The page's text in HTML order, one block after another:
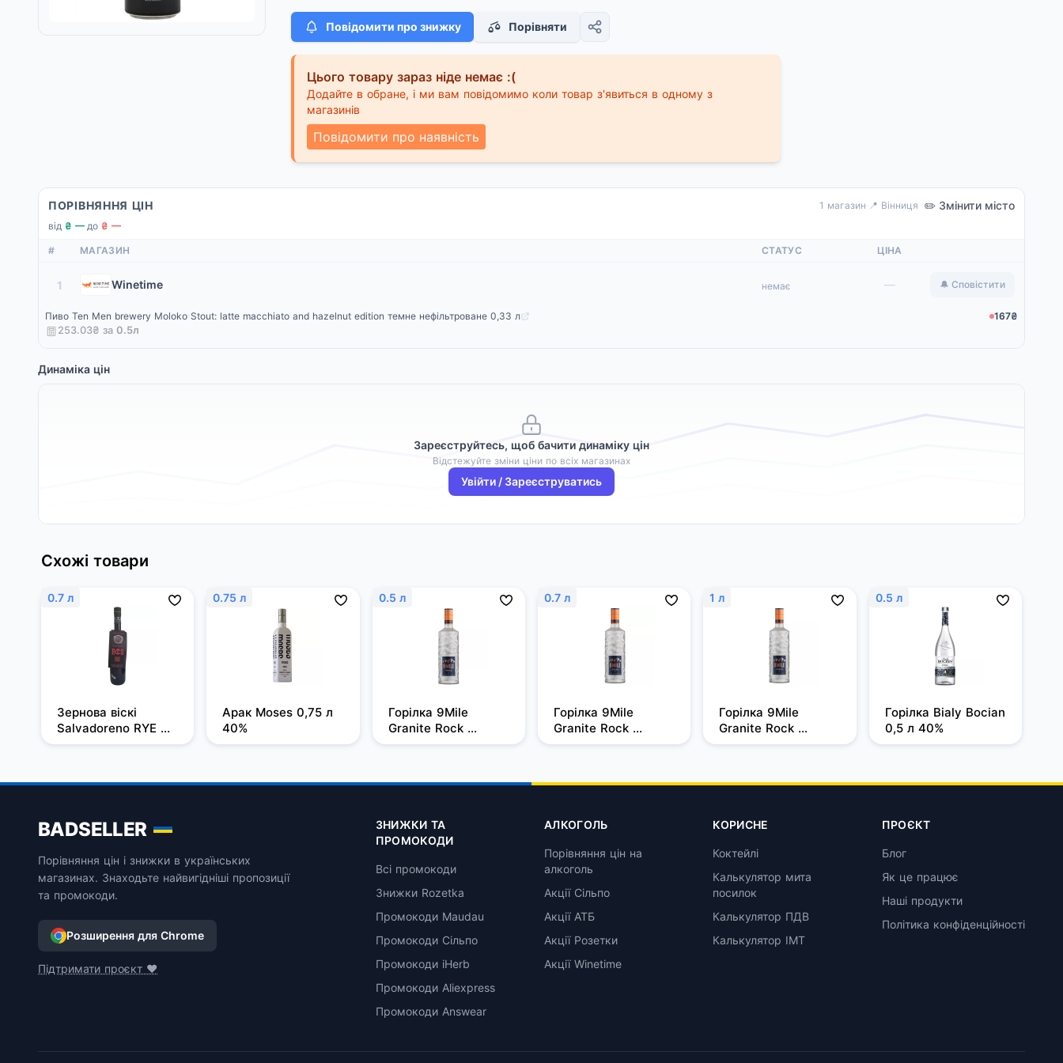
Повідомити про знижку Порівняти
Цього товару зараз ніде немає :(
Додайте в обране, і ми вам повідомимо коли товар з'явиться в одному з
магазинів
Повідомити про наявність
ПОРІВНЯННЯ ЦІН 1 магазин· 📍 Вінниця ✏️ Змінити місто
від ₴ —·до ₴ —
# МАГАЗИН СТАТУС ЦІНА
1 Winetime немає — 🔔 Сповістити
Пиво Ten Men brewery Moloko Stout: latte macchiato and hazelnut edition темне нефільтроване 0,33 л
167₴
253.03₴ за 0.5л
Динаміка цін
Зареєструйтесь, щоб бачити динаміку цін
Відстежуйте зміни ціни по всіх магазинах
Увійти / Зареєструватись
Схожі товари
0.7 л
Зернова віскі
Salvadoreno RYE
0,7л 50%
0.75 л
Арак Moses 0,75 л
40%
0.5 л
Горілка 9Mile
Granite Rock
Filtered 0,5л, 37,5%
0.7 л
Горілка 9Mile
Granite Rock
Filtered 0,7 л, 37,5%
1 л
Горілка 9Mile
Granite Rock
Filtered 1 л, 37,5%
0.5 л
Горілка Bialy Bocian
0,5 л 40%
BADSELLER
Порівняння цін і знижки в українських
магазинах. Знаходьте найвигідніші пропозиції
та промокоди.
Розширення для Chrome
Підтримати проєкт ❤️
ЗНИЖКИ ТА
ПРОМОКОДИ
Всі промокоди
Знижки Rozetka
Промокоди Maudau
Промокоди Сільпо
Промокоди iHerb
Промокоди Aliexpress
Промокоди Answear
АЛКОГОЛЬ
Порівняння цін на
алкоголь
Акції Сільпо
Акції АТБ
Акції Розетки
Акції Winetime
КОРИСНЕ
Коктейлі
Калькулятор мита
посилок
Калькулятор ПДВ
Калькулятор ІМТ
ПРОЄКТ
Блог
Як це працює
Наші продукти
Політика конфіденційності